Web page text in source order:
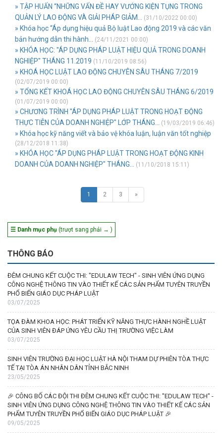
» TẬP HUẤN “NHỮNG VẤN ĐỀ HAY VƯỚNG KIỆN TỤNG TRONG
QUẢN LÝ LAO ĐỘNG VÀ GIẢI PHÁP GIẢM...
(31/10/2022 00:00)
» Khóa học “Áp dụng hiệu quả Bộ luật Lao động 2019 và các văn
bản hướng dẫn thi hành...
(24/11/2021 00:00)
» KHÓA HỌC: "ÁP DỤNG PHÁP LUẬT HIỆU QUẢ TRONG DOANH
NGHIỆP" THÁNG 11.2019 (11/10/2019 08:56)
» KHOÁ HỌC LUẬT LAO ĐỘNG CHUYÊN SÂU THÁNG 7/2019
(02/07/2019 00:00)
» TỔNG KẾT KHOÁ HỌC LAO ĐỘNG CHUYÊN SÂU THÁNG 6/2019
(01/07/2019 00:00)
» CHƯƠNG TRÌNH "ÁP DỤNG PHÁP LUẬT TRONG HOẠT ĐỘNG
THỰC TIỄN CỦA DOANH NGHIỆP" LỚP THÁNG...
(19/03/2019 06:46)
» Khóa học kỹ năng viết và bảo vệ khóa luận, luận văn tốt nghiệp
(28/12/2018 11:38)
» KHÓA HỌC "ÁP DỤNG PHÁP LUẬT TRONG HOẠT ĐỘNG KINH
DOANH CỦA DOANH NGHIỆP" THÁNG...
(11/10/2018 15:11)
1 2 3 »
☰ Danh mục phụ (trượt sang phải → )
THÔNG BÁO
ĐÊM CHUNG KẾT CUỘC THI: "EDULAW TECH" - SINH VIÊN ỨNG DỤNG
CÔNG NGHỆ THÔNG TIN VÀO THIẾT KẾ CÁC SẢN PHẨM TUYÊN TRUYỀN
PHỔ BIẾN GIÁO DỤC PHÁP LUẬT
03/07/2025
TỌA ĐÀM KHOA HỌC: PHÁT TRIỂN KỸ NĂNG THỰC HÀNH NGHỀ LUẬT
CỦA SINH VIÊN ĐÁP ỨNG YÊU CẦU THỊ TRƯỜNG VIỆC LÀM
03/07/2025
SINH VIÊN TRƯỜNG ĐẠI HỌC LUẬT HÀ NỘI THAM DỰ PHIÊN TÒA THỰC
TẾ TẠI TÒA ÁN NHÂN DÂN TỈNH BẮC NINH
23/05/2025
🎉 CÔNG BỐ CÁC ĐỘI THI ĐÊM CHUNG KẾT CUỘC THI: "EDULAW TECH" -
SINH VIÊN ỨNG DỤNG CÔNG NGHỆ THÔNG TIN VÀO THIẾT KẾ CÁC SẢN
PHẨM TUYÊN TRUYỀN PHỔ BIẾN GIÁO DỤC PHÁP LUẬT 🎉
09/05/2025